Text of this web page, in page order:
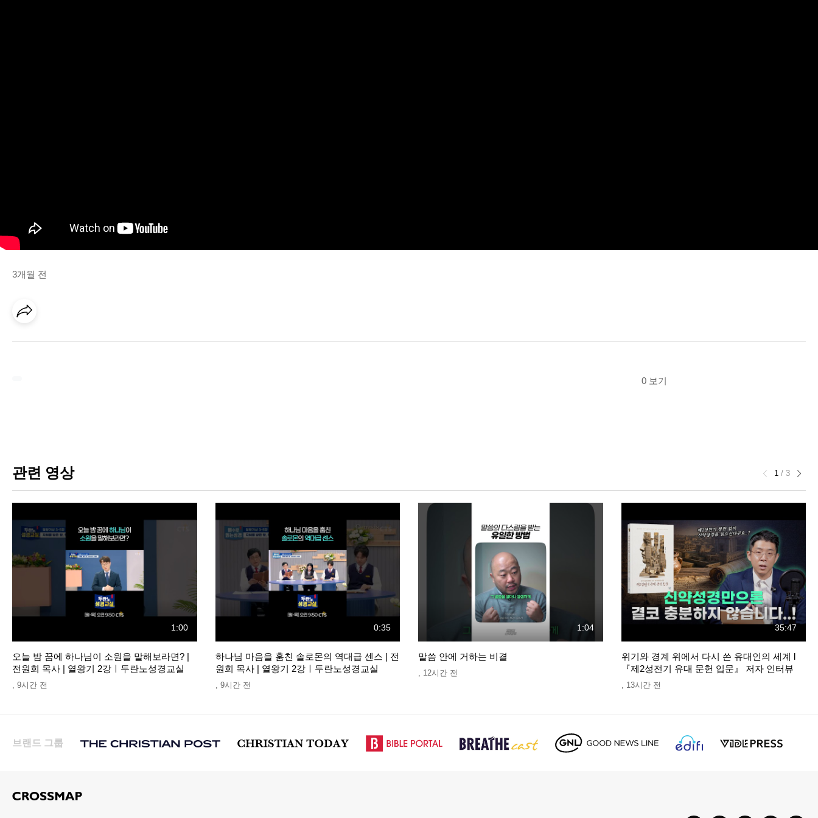
3개월 전
0 보기
관련 영상 1 / 3
1:00
오늘 밤 꿈에 하나님이 소원을 말해보라면? |
전원희 목사 | 열왕기 2강ㅣ두란노성경교실
9시간 전
0:35
하나님 마음을 훔친 솔로몬의 역대급 센스 | 전
원희 목사 | 열왕기 2강ㅣ두란노성경교실
9시간 전
1:04
말씀 안에 거하는 비결
12시간 전
35:47
위기와 경계 위에서 다시 쓴 유대인의 세계 l
『제2성전기 유대 문헌 입문』 저자 인터뷰
13시간 전
브랜드 그룹